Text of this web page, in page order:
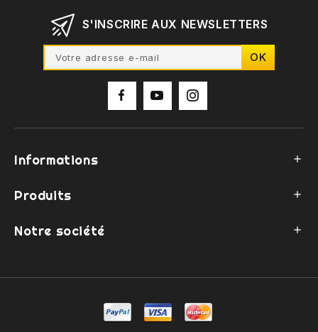
S'INSCRIRE AUX NEWSLETTERS
Informations 
Produits 
Notre société 